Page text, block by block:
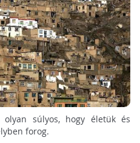
súlyos, hogy életük és
forog.